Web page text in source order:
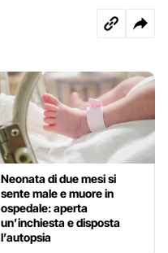
Neonata di due mesi si
sente male e muore in
ospedale: aperta
un’inchiesta e disposta
l’autopsia